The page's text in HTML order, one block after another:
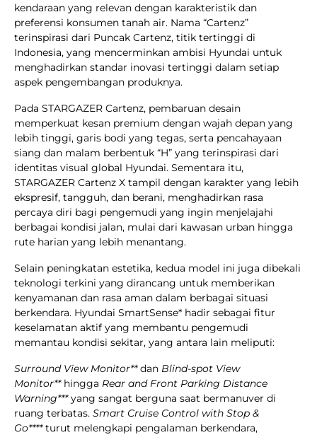
kendaraan yang relevan dengan karakteristik dan
preferensi konsumen tanah air. Nama “Cartenz”
terinspirasi dari Puncak Cartenz, titik tertinggi di
Indonesia, yang mencerminkan ambisi Hyundai untuk
menghadirkan standar inovasi tertinggi dalam setiap
aspek pengembangan produknya.
Pada STARGAZER Cartenz, pembaruan desain
memperkuat kesan premium dengan wajah depan yang
lebih tinggi, garis bodi yang tegas, serta pencahayaan
siang dan malam berbentuk “H” yang terinspirasi dari
identitas visual global Hyundai. Sementara itu,
STARGAZER Cartenz X tampil dengan karakter yang lebih
ekspresif, tangguh, dan berani, menghadirkan rasa
percaya diri bagi pengemudi yang ingin menjelajahi
berbagai kondisi jalan, mulai dari kawasan urban hingga
rute harian yang lebih menantang.
Selain peningkatan estetika, kedua model ini juga dibekali
teknologi terkini yang dirancang untuk memberikan
kenyamanan dan rasa aman dalam berbagai situasi
berkendara. Hyundai SmartSense* hadir sebagai fitur
keselamatan aktif yang membantu pengemudi
memantau kondisi sekitar, yang antara lain meliputi:
Surround View Monitor**dan Blind-spot View
Monitor**hingga Rear and Front Parking Distance
Warning***yang sangat berguna saat bermanuver di
ruang terbatas. Smart Cruise Control with Stop &
Go****turut melengkapi pengalaman berkendara,